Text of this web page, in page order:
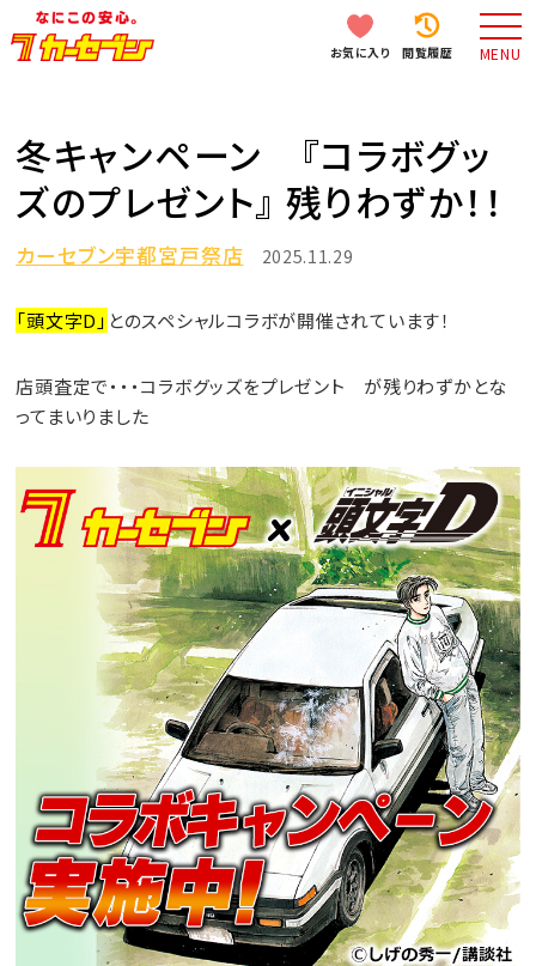
お気に入り 閲覧履歴 MENU
冬キャンペーン 『コラボグッ
ズのプレゼント』 残りわずか！！
カーセブン宇都宮戸祭店 2025.11.29
「頭文字D」 とのスペシャルコラボが開催されています！
店頭査定で・・・コラボグッズをプレゼント が残りわずかとな
ってまいりました